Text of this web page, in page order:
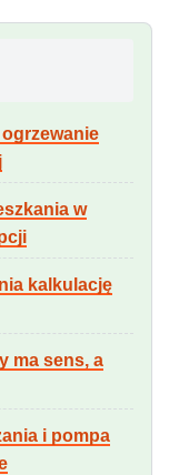
w
kalkulację
ma sens, a
i pompa